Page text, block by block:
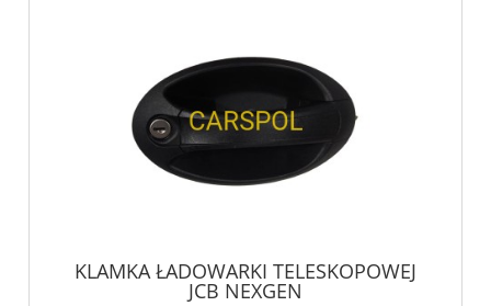
KLAMKA ŁADOWARKI TELESKOPOWEJ
JCB NEXGEN